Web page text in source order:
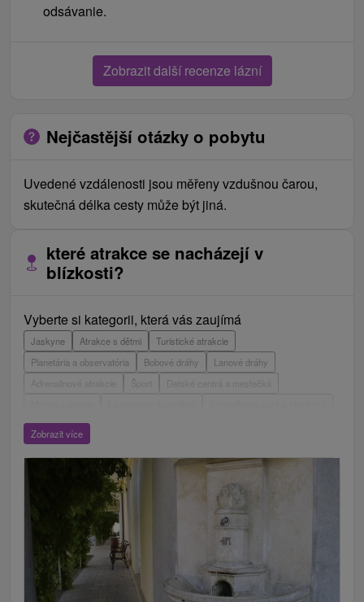
odsávanie.
Zobrazit další recenze lázní
Nejčastější otázky o pobytu
Uvedené vzdálenosti jsou měřeny vzdušnou čarou,
skutečná délka cesty může být jiná.
které atrakce se nacházejí v
blízkosti?
Vyberte si kategorii, která vás zaujímá
Jaskyne Atrakce s dětmi
Turistické atrakcie
Planetária a observatória
Bobové dráhy
Lanové dráhy
Adrenalinové atrakcie
Detské centrá a mestečká
ZOO a zvieracie farmy
Mestské a zámocké parky
Jazerá, plesá, vodné nádrže
Technické pamiatky
Pamätníky
Drevené kostolíky Hrady, zámky, zrúcaniny
Aquaparky, kúpaliská
Jazda na koni
Túry a turistické chodníky
Horské chaty
Plte, rafting, splavy
Architektonické stavby
Golfové ihriská
Motokárové dráhy
Amfiteátre a kiná v prírode
Vínne cesty
Zobrazit více